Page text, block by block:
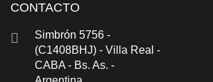
CONTACTO
Simbrón 5756 -
(C1408BHJ) - Villa Real -
CABA - Bs. As. -